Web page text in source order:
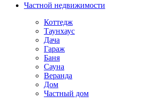
Частной недвижимости
Коттедж
Таунхаус
Дача
Гараж
Баня
Сауна
Веранда
Дом
Частный дом